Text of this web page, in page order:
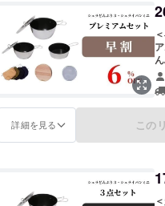
アム
カ
詳細を見る この